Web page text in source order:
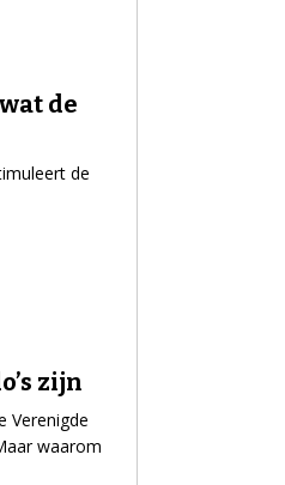
de
de
zijn
Verenigde
waarom